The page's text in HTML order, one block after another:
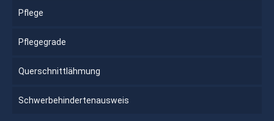
Pflege
Pflegegrade
Querschnittlähmung
Schwerbehindertenausweis